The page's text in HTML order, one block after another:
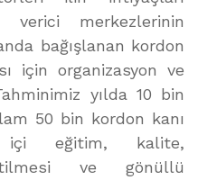
verici merkezlerinin
bağışlanan kordon
için organizasyon ve
yılda 10 bin
50 bin kordon kanı
içi eğitim, kalite,
ve gönüllü